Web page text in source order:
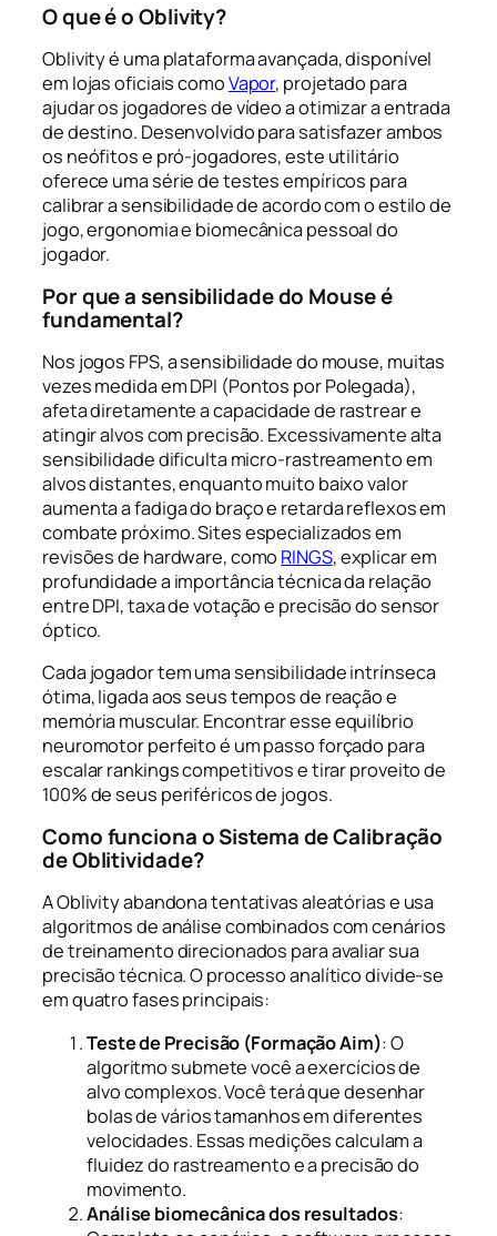
O que é o Oblivity?
Oblivity é uma plataforma avançada, disponível
em lojas oficiais comoVapor, projetado para
ajudar os jogadores de vídeo a otimizar a entrada
de destino. Desenvolvido para satisfazer ambos
os neófitos e pró-jogadores, este utilitário
oferece uma série de testes empíricos para
calibrar a sensibilidade de acordo com o estilo de
jogo, ergonomia e biomecânica pessoal do
jogador.
Por que a sensibilidade do Mouse é
fundamental?
Nos jogos FPS, a sensibilidade do mouse, muitas
vezes medida em DPI (Pontos por Polegada),
afeta diretamente a capacidade de rastrear e
atingir alvos com precisão. Excessivamente alta
sensibilidade dificulta micro-rastreamento em
alvos distantes, enquanto muito baixo valor
aumenta a fadiga do braço e retarda reflexos em
combate próximo. Sites especializados em
revisões de hardware, como RINGS, explicar em
profundidade a importância técnica da relação
entre DPI, taxa de votação e precisão do sensor
óptico.
Cada jogador tem uma sensibilidade intrínseca
ótima, ligada aos seus tempos de reação e
memória muscular. Encontrar esse equilíbrio
neuromotor perfeito é um passo forçado para
escalar rankings competitivos e tirar proveito de
100% de seus periféricos de jogos.
Como funciona o Sistema de Calibração
de Oblitividade?
A Oblivity abandona tentativas aleatórias e usa
algoritmos de análise combinados com cenários
de treinamento direcionados para avaliar sua
precisão técnica. O processo analítico divide-se
em quatro fases principais:
Teste de Precisão (Formação Aim): O
algoritmo submete você a exercícios de
alvo complexos. Você terá que desenhar
bolas de vários tamanhos em diferentes
velocidades. Essas medições calculam a
fluidez do rastreamento e a precisão do
movimento.
Análise biomecânica dos resultados: